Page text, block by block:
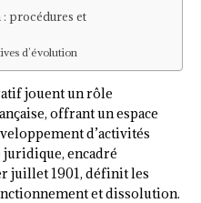
procédures et
d’évolution
jouent un rôle
offrant un espace
d’activités
encadré
juillet 1901, définit les
et dissolution.